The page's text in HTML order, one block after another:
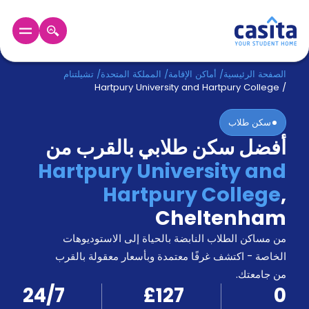
الرئيسية عربي GBP
دخول
حجز
السكن
من
نحن؟
المدونة
أخبر
أصدقائك
و
اكسب
كن
شريكا
الدعم
الصفحة الرئيسية/ أماكن الإقامة/ المملكة المتحدة/ تشيلتنام
/
Hartpury University and Hartpury College
سكن طلاب
أفضل سكن طلابي بالقرب من
Hartpury University and
Hartpury College,
Cheltenham
من مساكن الطلاب النابضة بالحياة إلى الاستوديوهات
الخاصة - اكتشف غرفًا معتمدة وبأسعار معقولة بالقرب
من جامعتك.
0
£127
24/7